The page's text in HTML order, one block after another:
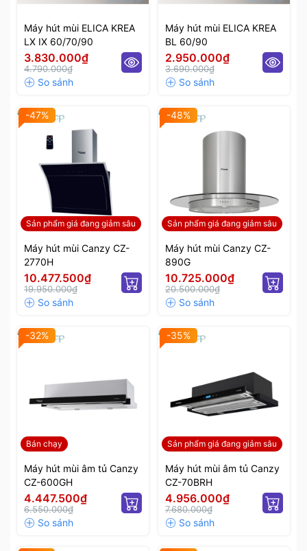
Máy hút mùi ELICA KREA
LX IX 60/70/90
3.830.000₫
4.790.000₫
Máy hút mùi ELICA KREA
BL 60/90
2.950.000₫
3.690.000₫
Sản phẩm giá đang giảm sâu
-47%
Máy hút mùi Canzy CZ-
2770H
10.477.500₫
19.950.000₫
Sản phẩm giá đang giảm sâu
-48%
Máy hút mùi Canzy CZ-
890G
10.725.000₫
20.500.000₫
Bán chạy
-32%
Máy hút mùi âm tủ Canzy
CZ-600GH
4.447.500₫
6.550.000₫
Sản phẩm giá đang giảm sâu
-35%
Máy hút mùi âm tủ Canzy
CZ-70BRH
4.956.000₫
7.680.000₫